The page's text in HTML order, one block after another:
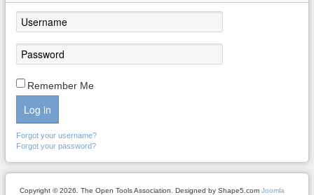
Remember Me
Log in
Forgot your username?
Forgot your password?
Copyright © 2026. The Open Tools Association. Designed by Shape5.com Joomla